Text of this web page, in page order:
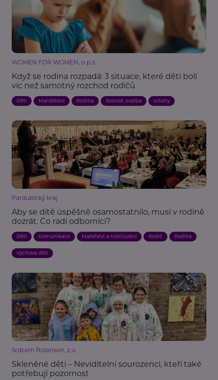
WOMEN FOR WOMEN, o.p.s.
Když se rodina rozpadá: 3 situace, které děti bolí
víc než samotný rozchod rodičů
Děti Manželství Rodina Rozvod, svatba Vztahy
Pardubický kraj
Aby se dítě úspěšně osamostatnilo, musí v rodině
dozrát. Co radí odborníci?
Děti Komunikace Mateřství a rodičovství Rodič Rodina
Výchova dětí
Srdcem Robinson, z.ú.
Skleněné děti – Neviditelní sourozenci, kteří také
potřebují pozornost